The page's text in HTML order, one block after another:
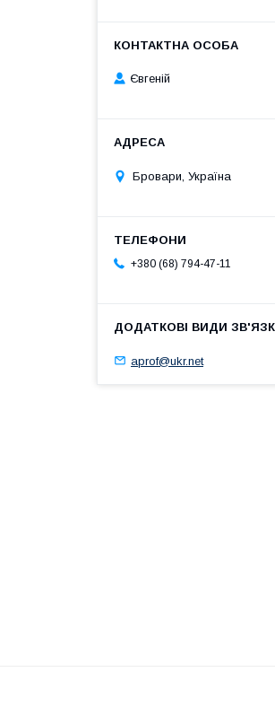
Євгеній
Бровари, Україна
+380 (68) 794-47-11
aprof@ukr.net